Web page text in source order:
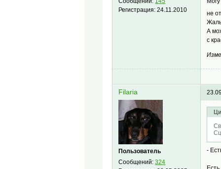
Регистрация:24.11.2010
не
А
с
Filaria
Пользователь
Сообщений:324
-